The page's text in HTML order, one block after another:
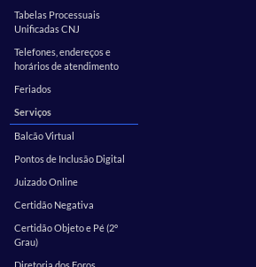
Tabelas Processuais
Unificadas CNJ
Telefones, endereços e
horários de atendimento
Feriados
Serviços
Balcão Virtual
Pontos de Inclusão Digital
Juizado Online
Certidão Negativa
Certidão Objeto e Pé (2º
Grau)